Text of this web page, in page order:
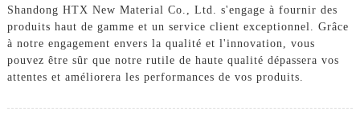
Shandong HTX New Material Co., Ltd. s'engage à fournir des
produits haut de gamme et un service client exceptionnel. Grâce
à notre engagement envers la qualité et l'innovation, vous
pouvez être sûr que notre rutile de haute qualité dépassera vos
attentes et améliorera les performances de vos produits.